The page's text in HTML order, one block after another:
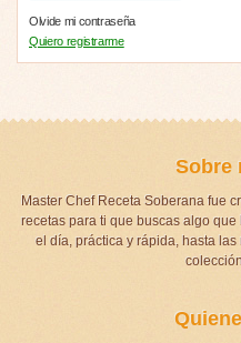
Olvide mi contraseña
Quiero registrarme
Sobre
Master Chef Receta Soberana fue
recetas para ti que buscas algo
el día, práctica y rápida, hasta